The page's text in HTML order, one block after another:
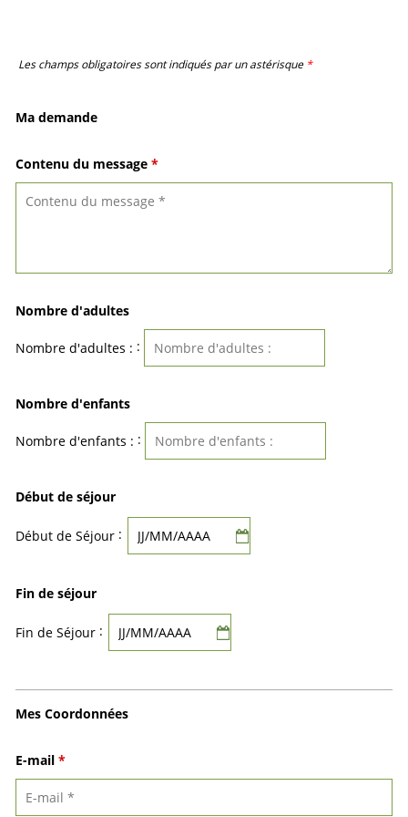
Les champs obligatoires sont indiqués par un astérisque *
Ma demande
Contenu du message *
Nombre d'adultes
Nombre d'adultes : :
Nombre d'enfants
Nombre d'enfants : :
Début de séjour
Début de Séjour :
Fin de séjour
Fin de Séjour :
Mes Coordonnées
E-mail *